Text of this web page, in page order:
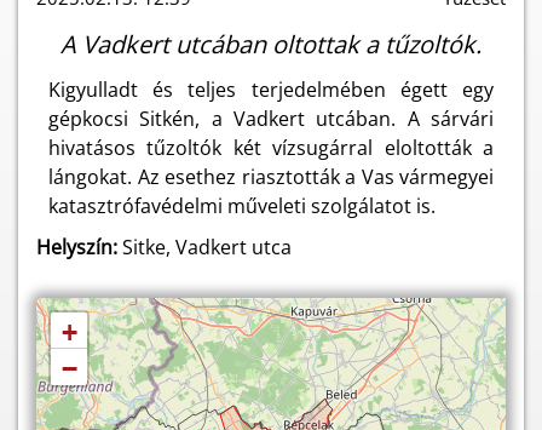
A Vadkert utcában oltottak a tűzoltók.
Kigyulladt és teljes terjedelmében égett egy
gépkocsi Sitkén, a Vadkert utcában. A sárvári
hivatásos tűzoltók két vízsugárral eloltották a
lángokat. Az esethez riasztották a Vas vármegyei
katasztrófavédelmi műveleti szolgálatot is.
Helyszín:Sitke, Vadkert utca
+
−